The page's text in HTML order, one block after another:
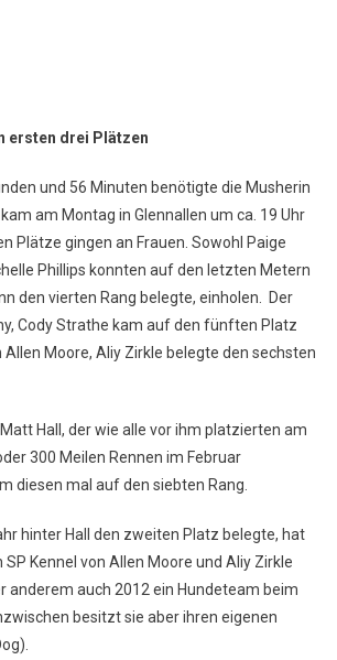
ersten drei Plätzen
und 56 Minuten benötigte die Musherin
am Montag in Glennallen um ca. 19 Uhr
Plätze gingen an Frauen. Sowohl Paige
Phillips konnten auf den letzten Metern
den vierten Rang belegte, einholen. Der
Cody Strathe kam auf den fünften Platz
Moore, Aliy Zirkle belegte den sechsten
Hall, der wie alle vor ihm platzierten am
300 Meilen Rennen im Februar
diesen mal auf den siebten Rang.
hinter Hall den zweiten Platz belegte, hat
Kennel von Allen Moore und Aliy Zirkle
anderem auch 2012 ein Hundeteam beim
besitzt sie aber ihren eigenen